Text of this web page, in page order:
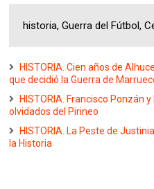
historia, Guerra del Fútbol,
HISTORIA. Cien años de
que decidió la Guerra de
HISTORIA. Francisco Ponzán
olvidados del Pirineo
HISTORIA. La Peste de
la Historia